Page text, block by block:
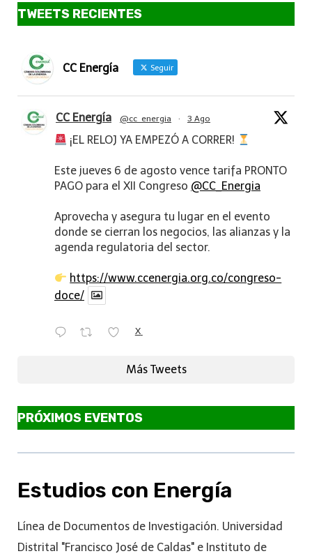
TWEETS RECIENTES
CC Energía Seguir
CC Energía @cc_energia · 3 Ago
¡EL RELOJ YA EMPEZÓ A CORRER!
Este jueves 6 de agosto vence tarifa PRONTO
PAGO para el XII Congreso @CC_Energia
Aprovecha y asegura tu lugar en el evento
donde se cierran los negocios, las alianzas y la
agenda regulatoria del sector.
https://www.ccenergia.org.co/congreso-
doce/
X
Más Tweets
PRÓXIMOS EVENTOS
Estudios con Energía
Línea de Documentos de Investigación. Universidad
Distrital "Francisco José de Caldas" e Instituto de